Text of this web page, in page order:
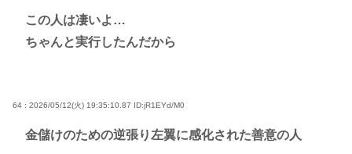
この人は凄いよ…
ちゃんと実行したんだから
64 : 2026/05/12(火) 19:35:10.87 ID:jR1EYd/M0
金儲けのための逆張り左翼に感化された善意の人